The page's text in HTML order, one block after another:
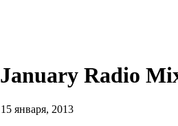
Radio
января, 2013